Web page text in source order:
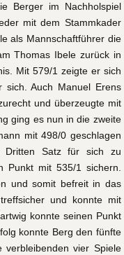
Berger im Nachholspiel
mit dem Stammkader
als Mannschaftführer die
Thomas Ibele zurück in
Mit 579/1 zeigte er sich
sich. Auch Manuel Erens
und überzeugte mit
ging es nun in die zweite
mit 498/0 geschlagen
Satz für sich zu
Punkt mit 535/1 sichern.
und somit befreit in das
und konnte mit
konnte seinen Punkt
konnte Berg den fünfte
verbleibenden vier Spiele